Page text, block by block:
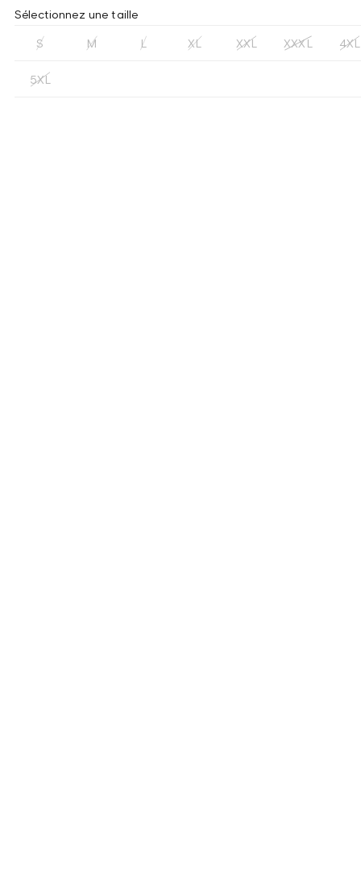
Sélectionnez une taille
S M L XL XXL XXXL 4XL
5XL